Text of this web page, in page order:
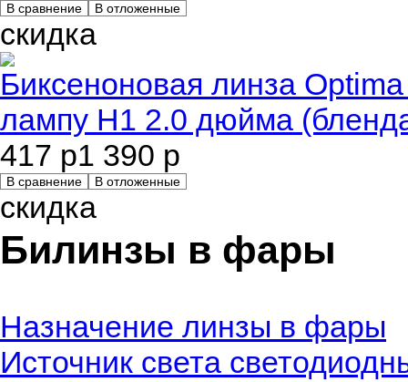
В сравнение В отложенные
скидка
Биксеноновая линза
лампу H1 2.0 дюйма
417 р1 390 р
В сравнение В отложенные
скидка
Билинзы в фары
Назначение линзы в фары
Источник света